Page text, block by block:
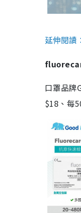
延伸閱讀
口罩品牌
$18、每